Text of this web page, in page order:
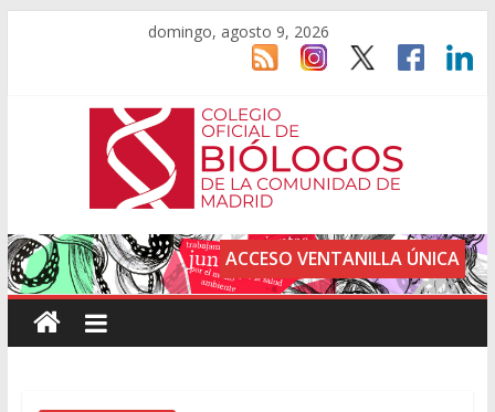
domingo, agosto 9, 2026
ACCESO VENTANILLA ÚNICA